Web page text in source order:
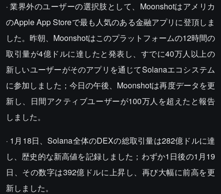
· 業界外のユーザーの選択肢として、Moonshotはアメリカ
のApple App Storeで最も人気のある金融アプリに登頂しま
した。昨朝、Moonshotはこのプラットフォームの12時間の
取引量が4億ドルに達したと発表し、すでに40万人以上の
新しいユーザーがそのアプリを通じてSolanaエコシステム
に参加しました；今日の午後、Moonshotは再度データを更
新し、日間アクティブユーザーが100万人を超えたと報告
しました。
· 1月18日、Solana全体のDEXの総取引量は282億ドルに達
し、歴史的な新高値を記録しました；わずか1日後の1月19
日、その数字は392億ドルに上昇し、再び大幅に前高を更
新しました。